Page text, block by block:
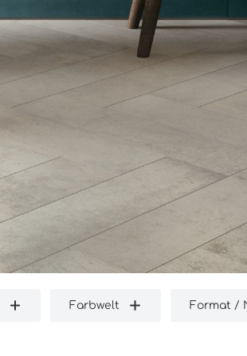
Farbwelt Format /